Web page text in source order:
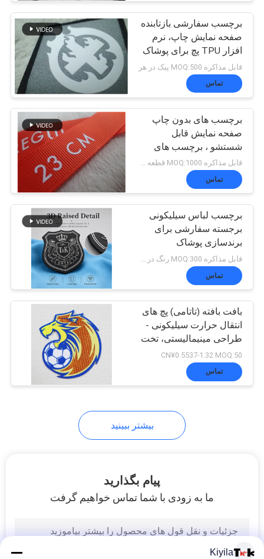
خصوصی
برچسب لباس بافته
شده
51
نقش برجسته تکه چرم
76
برچسب انتقال گرما
گله
11
لباس قطع برچسب ها
برچسب سفارشی بازتابنده
صفحه نمایش چاپ، نرم
افزار TPU پچ برای پوشاک
قابل مذاکره MOQ:500 پیک در هر
تماس
برچسب های بدون چاپ
صفحه نمایش قابل
شستشو ، برچسب های
چاپ شده برای لباس
قابل مذاکره MOQ:1000 قطعه در هر رنگ
تماس
برچسب لباس سیلیکونی
برجسته سفارشی برای
برندسازی پوشاک
قابل مذاکره MOQ:300 رنگ در هر رنگ
تماس
بافت بافته (تاتامی) پچ های
انتقال حرارت سیلیکونی -
طراحی مینیمالیستی، تخت
و نرم برای پوشاک مدرن
CN¥0.5537-1.32 MOQ:50
تماس
بیشتر ببینید
پیام بگذارید
ما به زودی با شما تماس خواهیم گرفت
Kiyila